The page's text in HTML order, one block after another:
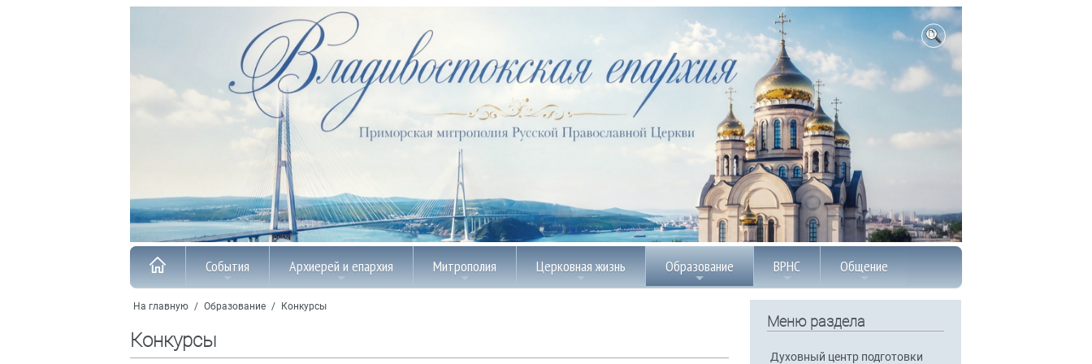
События Архиерей и епархия Митрополия Церковная жизнь Образование ВРНС Общение
На главную / Образование / Конкурсы
Конкурсы
Меню раздела
Духовный центр подготовки